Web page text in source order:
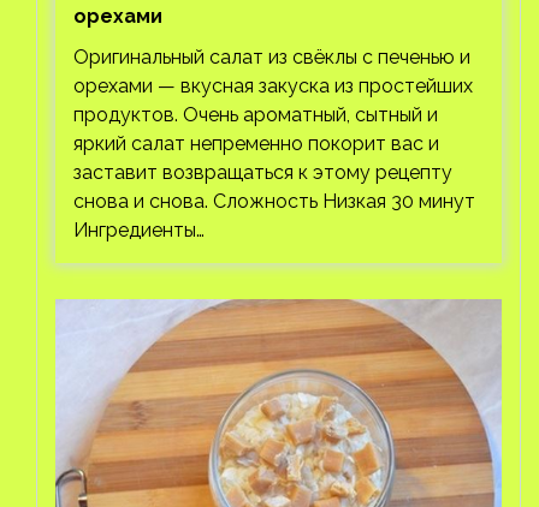
орехами
Оригинальный салат из свёклы с печенью и
орехами — вкусная закуска из простейших
продуктов. Очень ароматный, сытный и
яркий салат непременно покорит вас и
заставит возвращаться к этому рецепту
снова и снова. Сложность Низкая 30 минут
Ингредиенты…